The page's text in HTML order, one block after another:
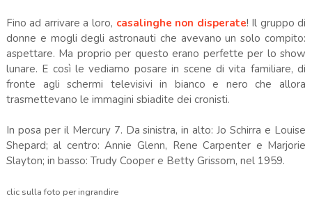
Fino ad arrivare a loro, casalinghe non disperate! Il gruppo di
donne e mogli degli astronauti che avevano un solo compito:
aspettare. Ma proprio per questo erano perfette per lo show
lunare. E così le vediamo posare in scene di vita familiare, di
fronte agli schermi televisivi in bianco e nero che allora
trasmettevano le immagini sbiadite dei cronisti.
In posa per il Mercury 7. Da sinistra, in alto: Jo Schirra e Louise
Shepard; al centro: Annie Glenn, Rene Carpenter e Marjorie
Slayton; in basso: Trudy Cooper e Betty Grissom, nel 1959.
clic sulla foto per ingrandire